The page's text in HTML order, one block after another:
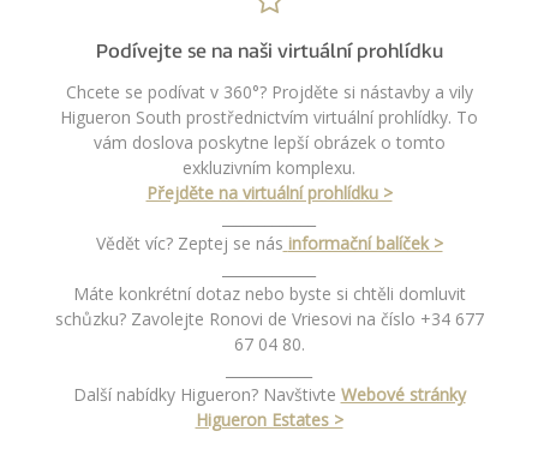
Podívejte se na naši virtuální prohlídku
Chcete se podívat v 360°? Projděte si nástavby a vily
Higueron South prostřednictvím virtuální prohlídky. To
vám doslova poskytne lepší obrázek o tomto
exkluzivním komplexu.
Přejděte na virtuální prohlídku >
Vědět víc? Zeptej se nás informační balíček >
Máte konkrétní dotaz nebo byste si chtěli domluvit
schůzku? Zavolejte Ronovi de Vriesovi na číslo +34 677
67 04 80.
Další nabídky Higueron? Navštivte Webové stránky
Higueron Estates >